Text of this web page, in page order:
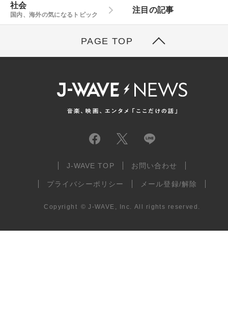
社会
国内、海外の気になるトピック
注目の記事
PAGE TOP
J-WAVE TOP お問い合わせ
プライバシーポリシー メール登録/解除
Copyright © J-WAVE, Inc. All rights reserved.